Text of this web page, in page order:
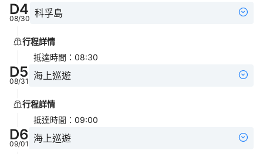
D4
08/30 科孚島
行程詳情
抵達時間 ： 08:30
D5
08/31 海上巡遊
行程詳情
抵達時間 ： 09:00
D6
09/01 海上巡遊